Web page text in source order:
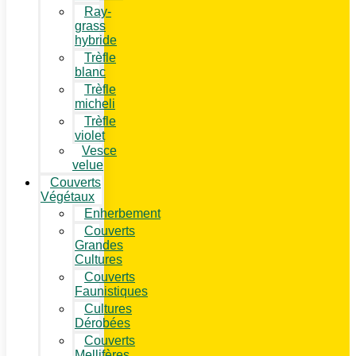
Ray-
grass
hybride
Trèfle
blanc
Trèfle
micheli
Trèfle
violet
Vesce
velue
Couverts
Végétaux
Enherbement
Couverts
Grandes
Cultures
Couverts
Faunistiques
Cultures
Dérobées
Couverts